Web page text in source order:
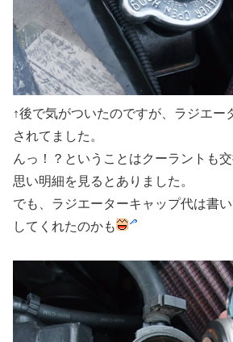
↑後で気がついたのですが、ラジエー
されてました。
んっ！？ということはクーラントも
思い明細を見るとありました。
でも、ラジエーターキャップ代は書
してくれたのかも